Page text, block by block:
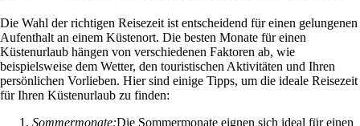
Die Wahl der richtigen Reisezeit ist entscheidend für einen gelungenen
Aufenthalt an einem Küstenort. Die besten Monate für einen
Küstenurlaub hängen von verschiedenen Faktoren ab, wie
beispielsweise dem Wetter, den touristischen Aktivitäten und Ihren
persönlichen Vorlieben. Hier sind einige Tipps, um die ideale Reisezeit
für Ihren Küstenurlaub zu finden:
Sommermonate:Die Sommermonate eignen sich ideal für einen